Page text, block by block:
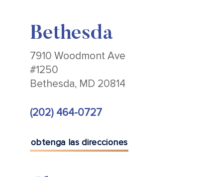
Bethesda
7910 Woodmont Ave
#1250
Bethesda, MD 20814
(202) 464-0727
obtenga las direcciones